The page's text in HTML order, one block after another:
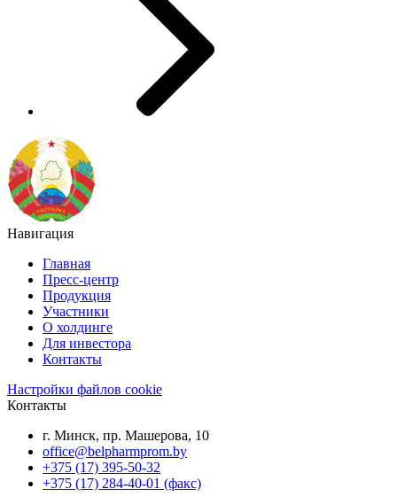
Навигация
Главная
Пресс-центр
Продукция
Участники
О холдинге
Для инвестора
Контакты
Настройки файлов cookie
Контакты
г. Минск, пр. Машерова, 10
office@belpharmprom.by
+375 (17) 395-50-32
+375 (17) 284-40-01 (факс)